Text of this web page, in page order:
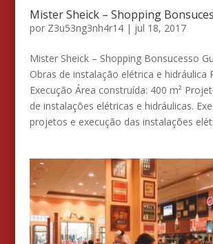
Mister Sheick – Shopping
por Z3u53ng3nh4r14| jul 18, 2017
Mister Sheick – Shopping Bonsucesso
Obras de instalação elétrica e hidráulica
Execução Área construída: 400 m²
de instalações elétricas e hidráulicas.
projetos e execução das instalações